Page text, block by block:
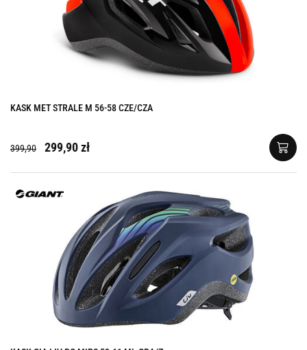
KASK MET STRALE M 56-58 CZE/CZA
399,90 299,90 zł